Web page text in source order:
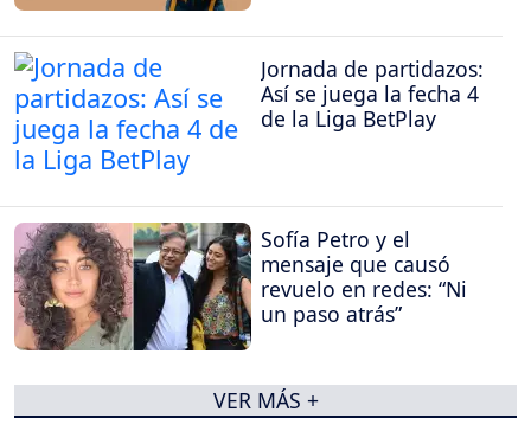
Jornada de partidazos:
Así se juega la fecha 4
de la Liga BetPlay
Sofía Petro y el
mensaje que causó
revuelo en redes: “Ni
un paso atrás”
VER MÁS +